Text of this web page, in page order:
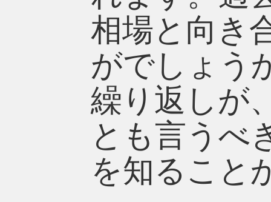
相場と向き
がでしょう
繰り返しが
とも言うべ
を知ること